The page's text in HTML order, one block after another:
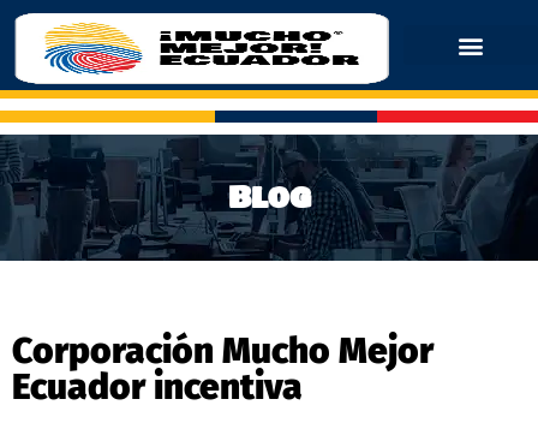
Blog
Corporación Mucho Mejor
Ecuador incentiva